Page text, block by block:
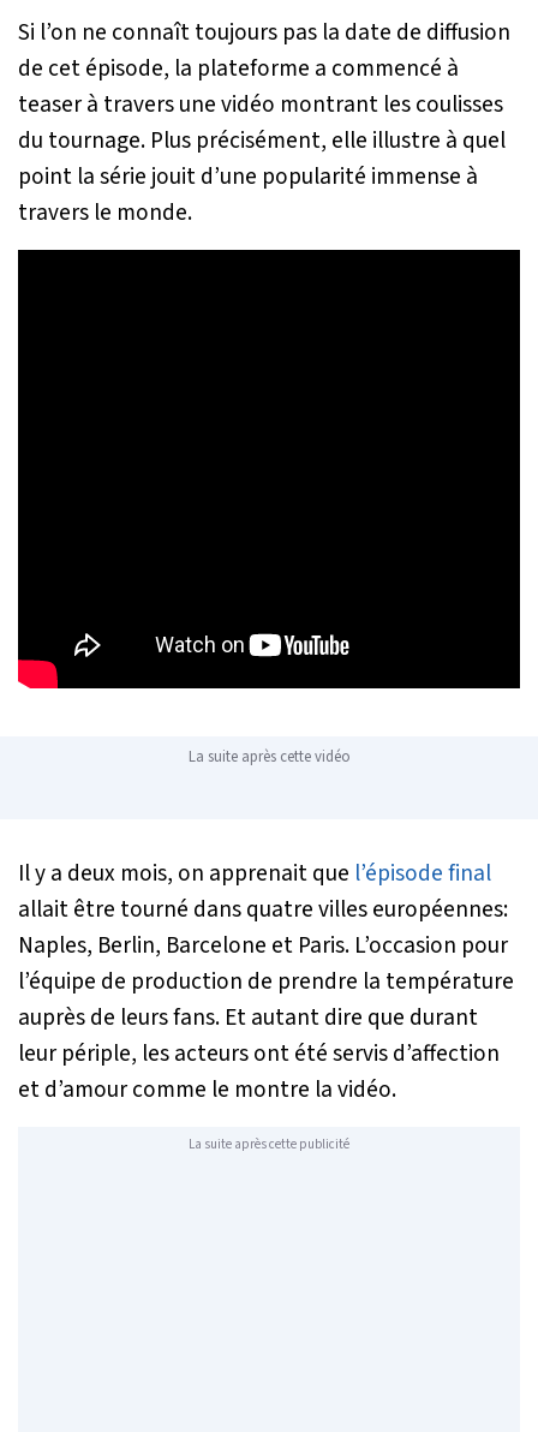
Si l’on ne connaît toujours pas la date de diffusion
de cet épisode, la plateforme a commencé à
teaser à travers une vidéo montrant les coulisses
du tournage. Plus précisément, elle illustre à quel
point la série jouit d’une popularité immense à
travers le monde.
La suite après cette vidéo
Il y a deux mois, on apprenait que l’épisode final
allait être tourné dans quatre villes européennes:
Naples, Berlin, Barcelone et Paris. L’occasion pour
l’équipe de production de prendre la température
auprès de leurs fans. Et autant dire que durant
leur périple, les acteurs ont été servis d’affection
et d’amour comme le montre la vidéo.
La suite après cette publicité